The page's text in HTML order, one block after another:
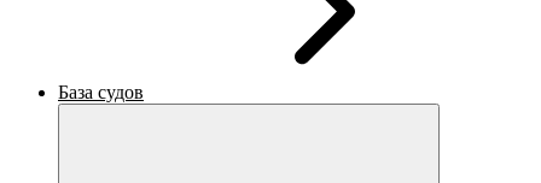
База судов